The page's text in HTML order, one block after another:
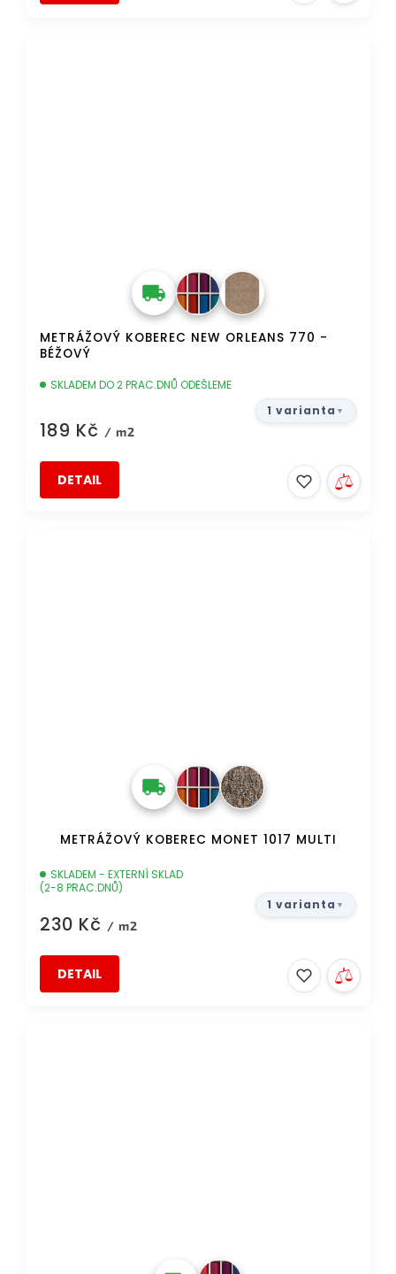
METRÁŽOVÝ KOBEREC NEW ORLEANS 770 -
BÉŽOVÝ
SKLADEM DO 2 PRAC.DNŮ ODEŠLEME
189 Kč / m2
DETAIL
1 varianta
METRÁŽOVÝ KOBEREC MONET 1017 MULTI
SKLADEM - EXTERNÍ SKLAD
(2-8 PRAC.DNŮ)
230 Kč / m2
DETAIL
1 varianta